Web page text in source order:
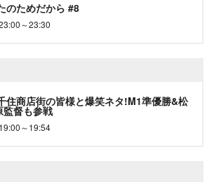
のためだから #8
～23:30
商店街の皆様と爆笑ネタ!M1準優勝&松
督も参戦
～19:54